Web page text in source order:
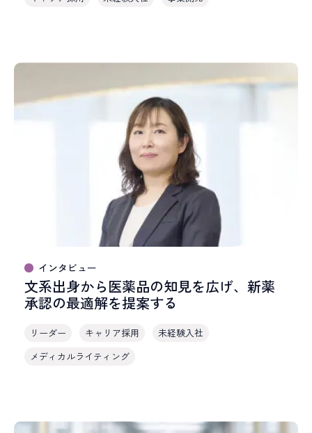
インタビュー
文系出身から医薬品の知見を広げ、新薬
承認の最適解を提案する
リーダー キャリア採用
未経験入社
メディカルライティング